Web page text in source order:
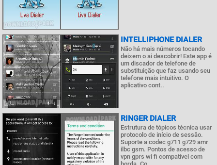
INTELLIPHONE DIALER
Não há mais números tocando
deixem o ai descobrir! Este app é
um discador de telefone de
substituição que faz usando seu
telefone mais intuitivo. O
aplicativo cont..
RINGER DIALER
Estrutura de tópicos técnica usar
protocolo de início de sessão.
Suporte a codec g711 g729 amr
ilbc gsm. Pontos de acesso de
vpn gprs wi fi compatível com